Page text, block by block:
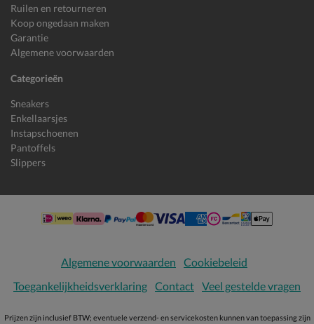
Ruilen en retourneren
Koop ongedaan maken
Garantie
Algemene voorwaarden
Categorieën
Sneakers
Enkellaarsjes
Instapschoenen
Pantoffels
Slippers
Algemene voorwaarden
Cookiebeleid
Toegankelijkheidsverklaring Contact Veel gestelde vragen
Prijzen zijn inclusief BTW; eventuele verzend- en servicekosten kunnen van toepassing zijn